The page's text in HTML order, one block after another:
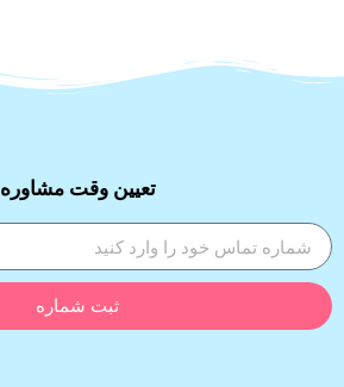
تعیین وقت مشاوره
ثبت شماره